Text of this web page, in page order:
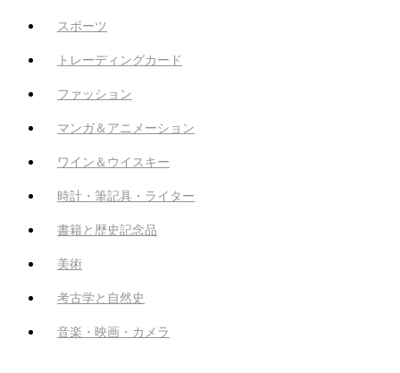
スポーツ
トレーディングカード
ファッション
マンガ＆アニメーション
ワイン＆ウイスキー
時計・筆記具・ライター
書籍と歴史記念品
美術
考古学と自然史
音楽・映画・カメラ